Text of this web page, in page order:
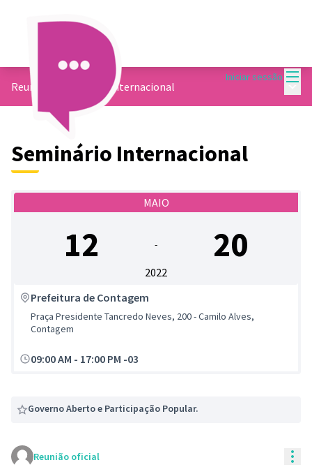
Iniciar sessão
Reunião Seminário Internacional
Seminário Internacional
MAIO
12 - 20
2022
Prefeitura de Contagem
Praça Presidente Tancredo Neves, 200 - Camilo Alves,
Contagem
09:00 AM - 17:00 PM -03
Governo Aberto e Participação Popular.
Reunião oficial